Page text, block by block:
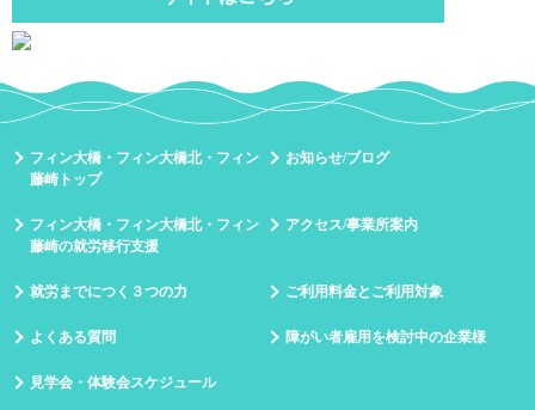
フィン大橋・フィン大橋北・フィン
藤崎トップ
お知らせ/ブログ
フィン大橋・フィン大橋北・フィン
藤崎の就労移行支援
アクセス/事業所案内
就労までにつく３つの力 ご利用料金とご利用対象
よくある質問 障がい者雇用を検討中の企業様
見学会・体験会スケジュール